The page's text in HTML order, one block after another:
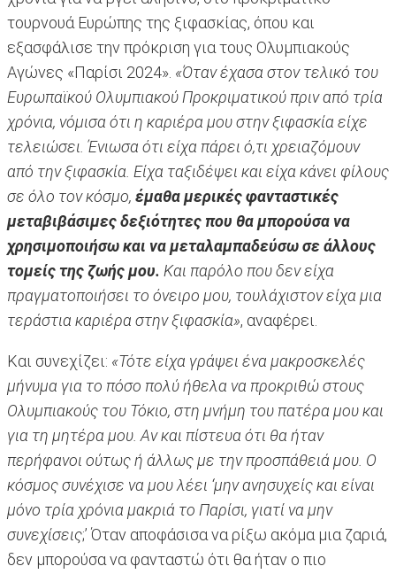
τουρνουά Ευρώπης της ξιφασκίας, όπου και
εξασφάλισε την πρόκριση για τους Ολυμπιακούς
Αγώνες «Παρίσι 2024». «Όταν έχασα στον τελικό του
Ευρωπαϊκού Ολυμπιακού Προκριματικού πριν από τρία
χρόνια, νόμισα ότι η καριέρα μου στην ξιφασκία είχε
τελειώσει. Ένιωσα ότι είχα πάρει ό,τι χρειαζόμουν
από την ξιφασκία. Είχα ταξιδέψει και είχα κάνει φίλους
σε όλο τον κόσμο, έμαθα μερικές φανταστικές
μεταβιβάσιμες δεξιότητες που θα μπορούσα να
χρησιμοποιήσω και να μεταλαμπαδεύσω σε άλλους
τομείς της ζωής μου. Και παρόλο που δεν είχα
πραγματοποιήσει το όνειρο μου, τουλάχιστον είχα μια
τεράστια καριέρα στην ξιφασκία», αναφέρει.
Και συνεχίζει: «Τότε είχα γράψει ένα μακροσκελές
μήνυμα για το πόσο πολύ ήθελα να προκριθώ στους
Ολυμπιακούς του Τόκιο, στη μνήμη του πατέρα μου και
για τη μητέρα μου. Αν και πίστευα ότι θα ήταν
περήφανοι ούτως ή άλλως με την προσπάθειά μου. Ο
κόσμος συνέχισε να μου λέει ‘μην ανησυχείς και είναι
μόνο τρία χρόνια μακριά το Παρίσι, γιατί να μην
συνεχίσεις;’ Όταν αποφάσισα να ρίξω ακόμα μια ζαριά,
δεν μπορούσα να φανταστώ ότι θα ήταν ο πιο